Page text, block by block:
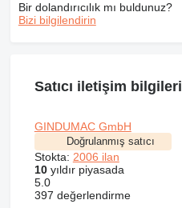
Bir dolandırıcılık mı buldunuz?
Bizi bilgilendirin
Satıcı iletişim bilgileri
GINDUMAC GmbH
Doğrulanmış satıcı
Stokta: 2006 ilan
10yıldır piyasada
5.0
397 değerlendirme